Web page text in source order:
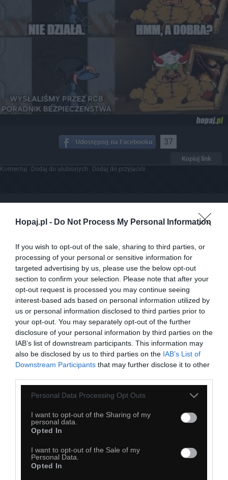
Hopaj.pl - Do Not Process My Personal Information
If you wish to opt-out of the sale, sharing to third parties, or
processing of your personal or sensitive information for
targeted advertising by us, please use the below opt-out
section to confirm your selection. Please note that after your
opt-out request is processed you may continue seeing
interest-based ads based on personal information utilized by
us or personal information disclosed to third parties prior to
your opt-out. You may separately opt-out of the further
disclosure of your personal information by third parties on the
IAB’s list of downstream participants. This information may
also be disclosed by us to third parties on the IAB’s List of
Downstream Participants that may further disclose it to other
Personal Data Processing Opt Outs
I want to opt-out of the Sharing of my
personal data.
Opted In
I want to opt-out of the Sale of my
Personal Data.
Opted In
37
Kopiuj link
Komentuj Dodaj do ulubionych Dodaj do przyjaciół